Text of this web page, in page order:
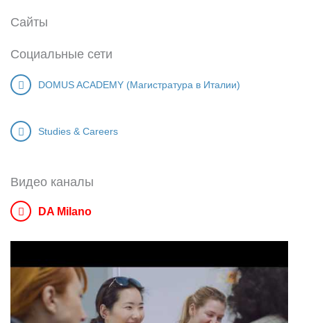
Сайты
Социальные сети
DOMUS ACADEMY (Магистратура в Италии)
Studies & Careers
Видео каналы
DA Milano